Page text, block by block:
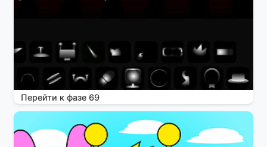
Перейти к фазе 69